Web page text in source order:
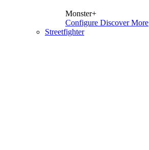
Monster+
Configure Discover More
Streetfighter